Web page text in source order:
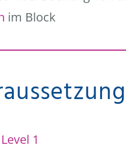
im Block
1